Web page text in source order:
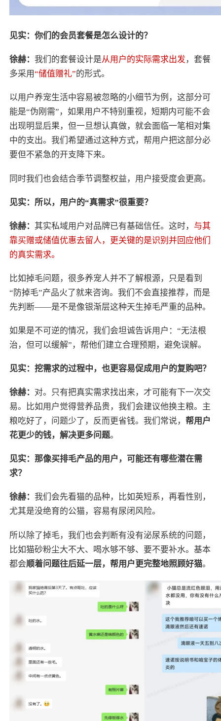
见实：你们的会员套餐是怎么设计的？
徐赫：我们的套餐设计是从用户的实际需求出发 ，套餐
多采用“储值赠礼”的形式。
以用户养宠生活中容易被忽略的小细节为例，这部分可
能是“伪刚需”，如果用户不特别重视，短期内可能不会
出现明显后果，但一旦想认真做，就会面临一笔相对集
中的支出。我们希望通过这种方式，帮用户把这部分必
要但不紧急的开支降下来。
同时我们也会结合季节调整权益，用户接受度会更高。
见实：所以，用户的“真需求”很重要？
徐赫： 其实私域用户对品牌已有基础信任。这时， 与其
靠买赠或储值优惠去留人，更关键的是识别并回应他们
的真实需求。
比如掉毛问题，很多养宠人并不了解根源，只是看到
“防掉毛”产品火了就来咨询。我们不会直接推荐，而是
先判断——是不是像银渐层这种天生掉毛严重的品种。
如果是不可逆的情况，我们会坦诚告诉用户：“无法根
治，但可以缓解”，帮他们建立合理预期，避免误解。
见实：挖需求的过程中，也更容易促成用户的复购吧？
徐赫： 对。只有把真实需求找出来，才可能有下一次交
易。比如用户觉得营养品贵，我们会建议他换主粮。主
粮吃好了，问题少了，反而更省钱。我们常说，帮用户
花更少的钱，解决更多问题。
见实：那像买排毛产品的用户，可能还有哪些潜在需
求？
徐赫：我们会先看猫的品种，比如英短系，再看性别，
尤其是没绝育的公猫，容易有尿闭风险。
所以除了掉毛，我们也会判断有没有泌尿系统的问题，
比如猫砂粉尘大不大、喝水够不够、要不要补水。基本
都会顺着问题往后延一层，帮用户更完整地照顾好猫。